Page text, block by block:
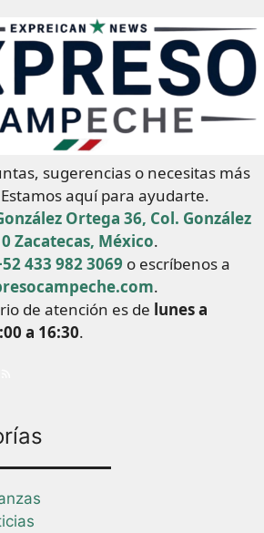
sugerencias o necesitas más
aquí para ayudarte.
Ortega 36, Col. González
Zacatecas, México.
433 982 3069 o escríbenos a
.
de atención es de lunes a
a 16:30.